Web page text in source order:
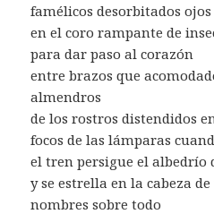
famélicos desorbitados
en el coro rampante de
para dar paso al corazón
entre brazos que
almendros
de los rostros distendidos
focos de las lámparas
el tren persigue el albedrío
y se estrella en la cabeza
nombres sobre todo